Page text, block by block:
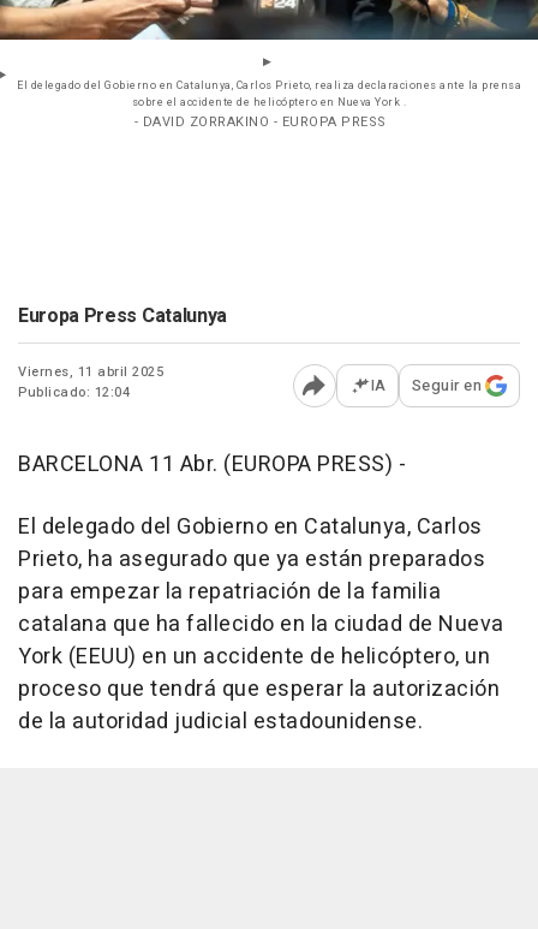
El delegado del Gobierno en Catalunya, Carlos Prieto, realiza declaraciones ante la prensa
sobre el accidente de helicóptero en Nueva York .
- DAVID ZORRAKINO - EUROPA PRESS
Europa Press Catalunya
Viernes, 11 abril 2025
Publicado: 12:04
Abrir opciones para
IA Seguir en
BARCELONA 11 Abr. (EUROPA PRESS) -
El delegado del Gobierno en Catalunya, Carlos
Prieto, ha asegurado que ya están preparados
para empezar la repatriación de la familia
catalana que ha fallecido en la ciudad de Nueva
York (EEUU) en un accidente de helicóptero, un
proceso que tendrá que esperar la autorización
de la autoridad judicial estadounidense.